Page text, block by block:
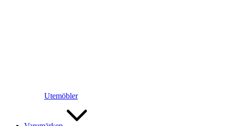
Utemöbler